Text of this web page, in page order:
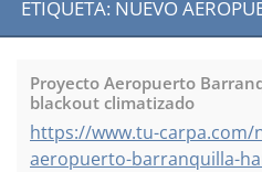
ETIQUETA: NUEVO
Proyecto Aeropuerto
blackout climatizado
https://www.tu-carpa.com/
aeropuerto-barranquilla-